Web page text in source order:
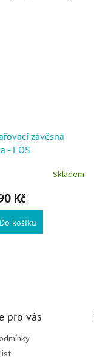
závěsná
- EOS
Skladem
Kč
Do košíku
pro vás